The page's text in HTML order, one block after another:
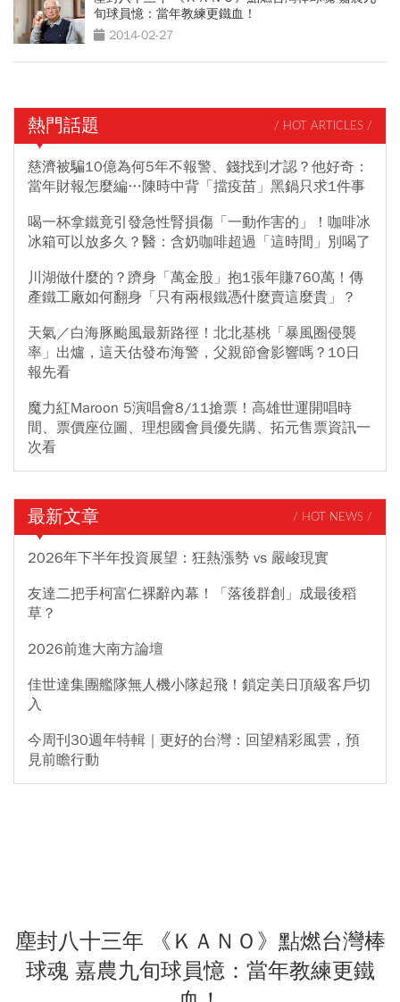
旬球員憶：當年教練更鐵血！
2014-02-27
熱門話題 / HOT ARTICLES /
慈濟被騙10億為何5年不報警、錢找到才認？他好奇：
當年財報怎麼編…陳時中背「擋疫苗」黑鍋只求1件事
喝一杯拿鐵竟引發急性腎損傷「一動作害的」！咖啡冰
冰箱可以放多久？醫：含奶咖啡超過「這時間」別喝了
川湖做什麼的？躋身「萬金股」抱1張年賺760萬！傳
產鐵工廠如何翻身「只有兩根鐵憑什麼賣這麼貴」？
天氣／白海豚颱風最新路徑！北北基桃「暴風圈侵襲
率」出爐，這天估發布海警，父親節會影響嗎？10日
報先看
魔力紅Maroon 5演唱會8/11搶票！高雄世運開唱時
間、票價座位圖、理想國會員優先購、拓元售票資訊一
次看
最新文章 / HOT NEWS /
2026年下半年投資展望：狂熱漲勢 vs 嚴峻現實
友達二把手柯富仁裸辭內幕！「落後群創」成最後稻
草？
2026前進大南方論壇
佳世達集團艦隊無人機小隊起飛！鎖定美日頂級客戶切
入
今周刊30週年特輯｜更好的台灣：回望精彩風雲，預
見前瞻行動
塵封八十三年 《ＫＡＮＯ》點燃台灣棒
球魂 嘉農九旬球員憶：當年教練更鐵